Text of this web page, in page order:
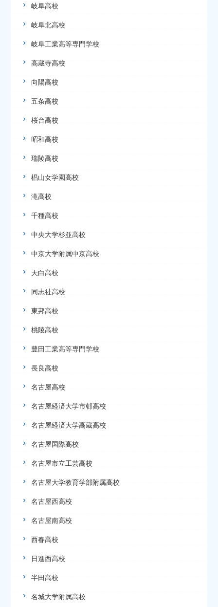
岐阜高校
岐阜北高校
岐阜工業高等専門学校
高蔵寺高校
向陽高校
五条高校
桜台高校
昭和高校
瑞陵高校
椙山女学園高校
滝高校
千種高校
中央大学杉並高校
中京大学附属中京高校
天白高校
同志社高校
東邦高校
桃陵高校
豊田工業高等専門学校
長良高校
名古屋高校
名古屋経済大学市邨高校
名古屋経済大学高蔵高校
名古屋国際高校
名古屋市立工芸高校
名古屋大学教育学部附属高校
名古屋西高校
名古屋南高校
西春高校
日進西高校
半田高校
名城大学附属高校